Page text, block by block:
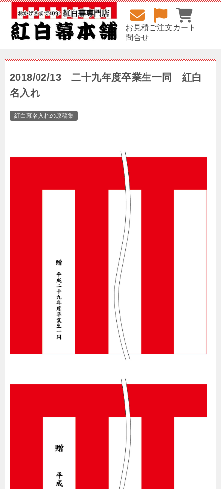
お見積
問合せ
ご注文カート
2018/02/13 二十九年度卒業生一同 紅白
名入れ
紅白幕名入れの原稿集